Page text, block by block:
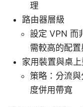
理
路由器層級
設定 VPN 而
需較高的配
家用裝置與桌
策略：分流
度併用帶寬